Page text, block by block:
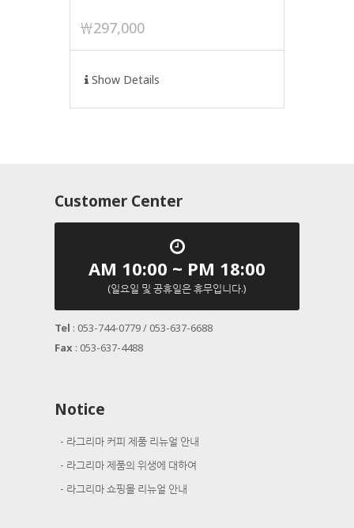
￦297,000
Show Details
Customer Center
AM 10:00 ~ PM 18:00
(일요일 및 공휴일은 휴무입니다.)
Tel : 053-744-0779 / 053-637-6688
Fax : 053-637-4488
Notice
라그리마 커피 제품 리뉴얼 안내
라그리마 제품의 위생에 대하여
라그리마 쇼핑몰 리뉴얼 안내